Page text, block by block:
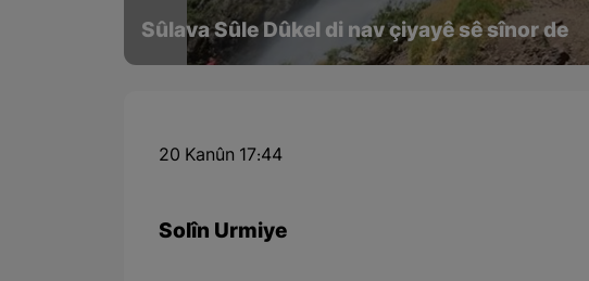
Sûlava Sûle Dûkel di nav çiyayê sê sînor de
20 Kanûn 17:44
Solîn Urmiye